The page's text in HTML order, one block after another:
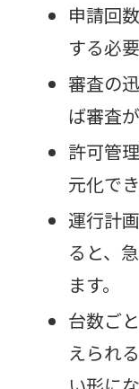
申請回
する必
審査の
ば審査
許可管
元化でき
運行計
ると、
ます。
台数ご
えられ